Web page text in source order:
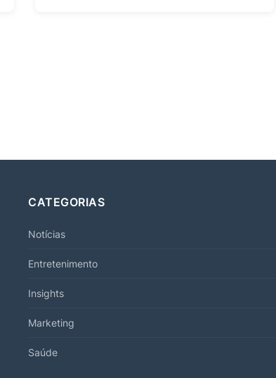
CATEGORIAS
Notícias
Entretenimento
Insights
Marketing
Saúde